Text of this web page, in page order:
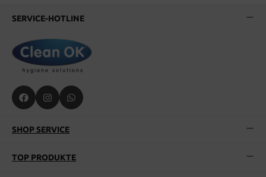
SERVICE-HOTLINE
SHOP SERVICE
TOP PRODUKTE